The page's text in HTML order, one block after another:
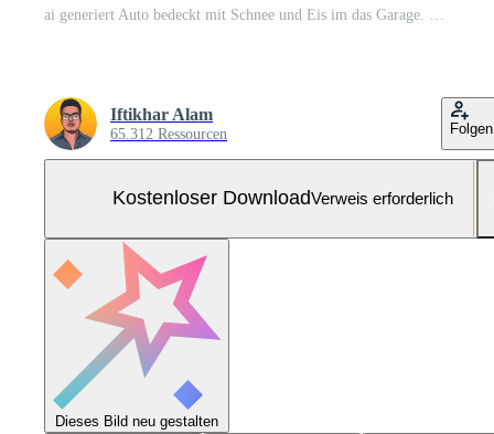
Iftikhar Alam
65.312 Ressourcen Folgen
Kostenloser DownloadVerweis erforderlich
Dieses Bild neu gestalten